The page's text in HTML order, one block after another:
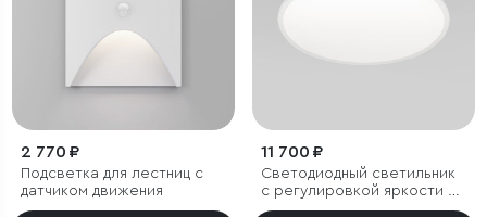
2 770 ₽
Подсветка для лестниц с
датчиком движения
11 700 ₽
Светодиодный светильник
с регулировкой яркости и
цветовой температуры